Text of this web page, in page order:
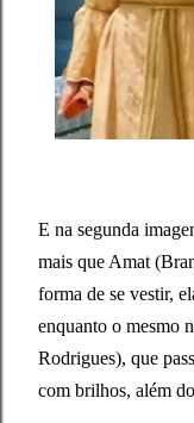
E na segunda
mais que Amat
forma de se vestir,
enquanto o mesmo
Rodrigues), que
com brilhos, além